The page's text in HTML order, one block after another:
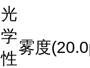
光
学
性
雾度